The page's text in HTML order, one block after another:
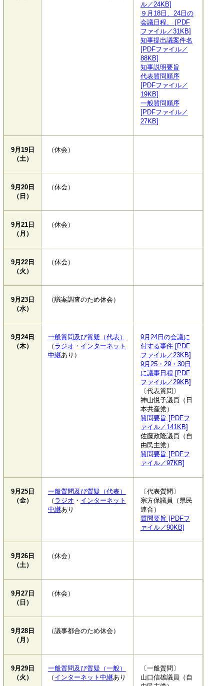
ル／24KB]
９月18日、24日の
会議日程、 [PDF
ファイル／31KB]
知事提出議案件名
[PDFファイル／
88KB]
知事説明要旨
代表質問順序
[PDFファイル／
19KB]
一般質問順序
[PDFファイル／
27KB]
9月19日
（土）
（休会）
9月20日
（日）
（休会）
9月21日
（月）
（休会）
9月22日
（火）
（休会）
9月23日
（水）
（議案調査のため休会）
9月24日
（木）
一般質問及び質疑（代表）
（ ラジオ ・ インターネット
中継あり）
9月24日の会議に
付する事件 [PDF
ファイル／23KB]
9月25・29・30日
に議事日程 [PDF
ファイル／29KB]
〔代表質問〕
神山悦子議員（日
本共産党）
質問要旨 [PDFフ
ァイル／141KB]
佐藤政隆議員（自
由民主党）
質問要旨 [PDFフ
ァイル／97KB]
9月25日
（金）
一般質問及び質疑（代表）
（ ラジオ ・ インターネット
中継あり
〔代表質問〕
宗方保議員（県民
連合）
質問要旨 [PDFフ
ァイル／90KB]
9月26日
（土）
（休会）
9月27日
（日）
（休会）
9月28日
（月）
（議事都合のため休会）
9月29日
（火）
一般質問及び質疑（一般）
（ インターネット中継あり
〔一般質問〕
山口信雄議員（自